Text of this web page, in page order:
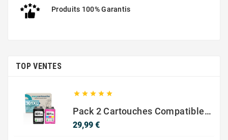
Produits 100% Garantis
TOP VENTES
    
Pack 2 Cartouches Compatible Avec HP 301 XL Noir Et Couleur
29,99 €Prix